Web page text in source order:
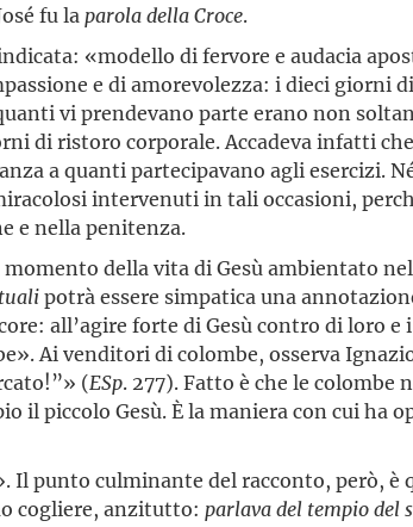
fu la parola della Croce.
«modello di fervore e audacia
e di amorevolezza: i dieci giorni
vi prendevano parte erano non
di ristoro corporale. Accadeva infatti
a quanti partecipavano agli esercizi.
intervenuti in tali occasioni,
e nella penitenza.
della vita di Gesù ambientato
potrà essere simpatica una
all’agire forte di Gesù contro di loro
Ai venditori di colombe, osserva
(ESp. 277). Fatto è che le colombe
il piccolo Gesù. È la maniera con cui ha
Il punto culminante del racconto, però, è
cogliere, anzitutto: parlava del tempio del